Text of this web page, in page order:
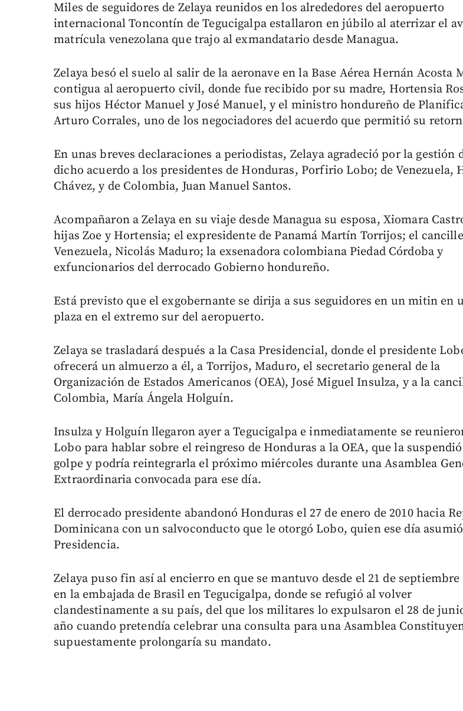
Miles de seguidores de Zelaya reunidos en los alrededores del aeropuerto
internacional Toncontín de Tegucigalpa estallaron en júbilo al aterrizar el
matrícula venezolana que trajo al exmandatario desde Managua.
Zelaya besó el suelo al salir de la aeronave en la Base Aérea Hernán Acosta
contigua al aeropuerto civil, donde fue recibido por su madre, Hortensia
sus hijos Héctor Manuel y José Manuel, y el ministro hondureño de
Arturo Corrales, uno de los negociadores del acuerdo que permitió su
En unas breves declaraciones a periodistas, Zelaya agradeció por la gestión
dicho acuerdo a los presidentes de Honduras, Porfirio Lobo; de Venezuela,
Chávez, y de Colombia, Juan Manuel Santos.
Acompañaron a Zelaya en su viaje desde Managua su esposa, Xiomara
hijas Zoe y Hortensia; el expresidente de Panamá Martín Torrijos; el
Venezuela, Nicolás Maduro; la exsenadora colombiana Piedad Córdoba y
exfuncionarios del derrocado Gobierno hondureño.
Está previsto que el exgobernante se dirija a sus seguidores en un mitin en
plaza en el extremo sur del aeropuerto.
Zelaya se trasladará después a la Casa Presidencial, donde el presidente
ofrecerá un almuerzo a él, a Torrijos, Maduro, el secretario general de la
Organización de Estados Americanos (OEA), José Miguel Insulza, y a la
Colombia, María Ángela Holguín.
Insulza y Holguín llegaron ayer a Tegucigalpa e inmediatamente se
Lobo para hablar sobre el reingreso de Honduras a la OEA, que la
golpe y podría reintegrarla el próximo miércoles durante una Asamblea
Extraordinaria convocada para ese día.
El derrocado presidente abandonó Honduras el 27 de enero de 2010 hacia
Dominicana con un salvoconducto que le otorgó Lobo, quien ese día
Presidencia.
Zelaya puso fin así al encierro en que se mantuvo desde el 21 de septiembre
en la embajada de Brasil en Tegucigalpa, donde se refugió al volver
clandestinamente a su país, del que los militares lo expulsaron el 28 de
año cuando pretendía celebrar una consulta para una Asamblea
supuestamente prolongaría su mandato.